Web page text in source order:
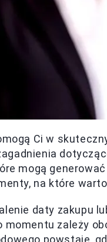
Ci w
mogą
na które
daty zakupu
zależy
powstaje,